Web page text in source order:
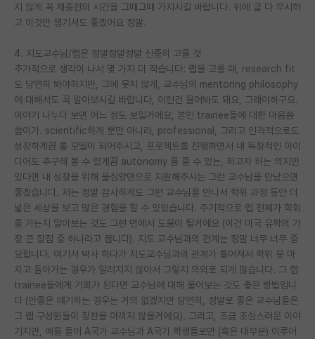
지 않게 꼭 재충전의 시간을 그때그때 가지시길 바랍니다. 위에 글 다 무시하
고 이것만 챙기셔도 좋겠어요 정말.
4. 지도교수님/랩은 정말정말정말 신중히 고를 것
추가적으로 생각이 나서 몇 가지 더 적습니다: 랩을 고를 때, research fit
도 당연히 봐야하지만, 그에 못지 않게, 교수님의 mentoring philosophy
에 대해서도 꼭 알아보시길 바랍니다, 이런건 물어봐도 돼요, 그래야하구요.
이야기 나누다 보면 어느 정도 보일거에요, 본인 trainee들에 대한 마음씀
씀이가. scientific하게 뿐만 아니라, professional, 그리고 인격적으로도
성장하게끔 롤 모델이 되어주시고, 프로젝트를 진행하면서 내 독창적인 아이
디어도 추구해 볼 수 있게끔 autonomy 를 줄 수 있는, 하고자 하는 의지만
있다면 내 성장을 위해 물심양면으로 지원해주시는 그런 교수님을 만났으면
좋겠습니다. 저는 정말 감사하게도 그런 교수님을 만나서 학위 과정 동안 더
넓은 세상을 보고 많은 경험을 할 수 있었습니다. 주기적으로 랩 전체가 학회
를 가는지 알아보는 것도 그런 면에서 도움이 될거에요 (이건 미국 유학의 가
장 큰 장점 중 하나라고 봅니다). 지도 교수님과의 관계는 정말 너무 너무 중
요합니다. 여기서 박사 하다가 지도교수님과의 관계가 틀어져서 학위 못 마
치고 돌아가는 경우가 알려지지 않아서 그렇지 의외로 되게 많습니다. 그 랩
trainee들에게 기회가 된다면 교수님에 대해 물어보는 것도 좋은 방법입니
다 (안좋은 얘기하는 경우는 거의 없겠지만 당연히, 정말로 좋은 교수님들은
그 랩 구성원들이 칭찬을 아끼지 않을거에요). 그리고, 조금 조심스러운 이야
기지만, 예를 들어 A국가 교수님과 A국가 학생들로만 (혹은 대부분) 이루어